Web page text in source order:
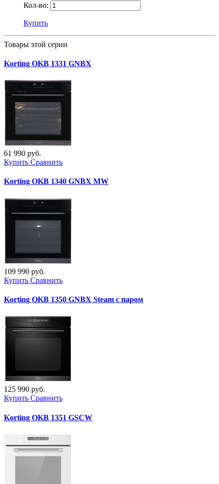
Кол-во:
Купить
Товары этой серии
Korting OKB 1331 GNBX
61 990 руб.
Купить Сравнить
Korting OKB 1340 GNBX MW
109 990 руб.
Купить Сравнить
Korting OKB 1350 GNBX Steam с паром
125 990 руб.
Купить Сравнить
Korting OKB 1351 GSCW